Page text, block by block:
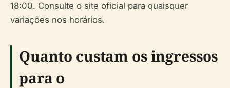
18:00. Consulte o site oficial para quaisquer
variações nos horários.
Quanto custam os ingressos
para o